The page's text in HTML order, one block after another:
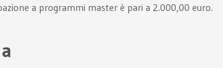
a programmi master è pari a 2.000,00 euro.